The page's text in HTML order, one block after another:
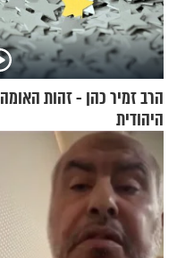
הרב זמיר כהן - זהות האומה
היהודית